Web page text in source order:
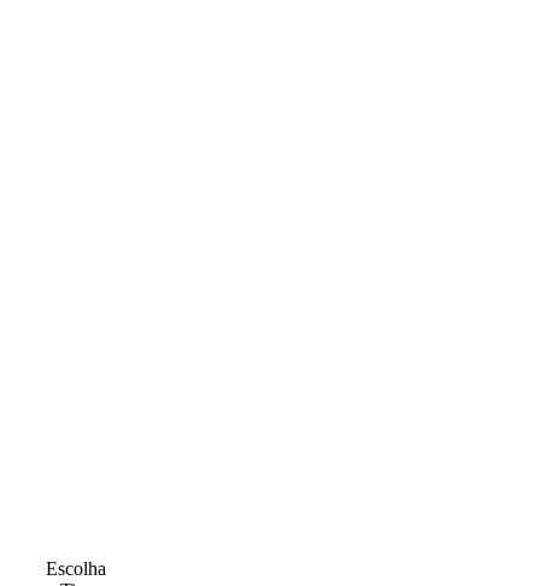
Escolha